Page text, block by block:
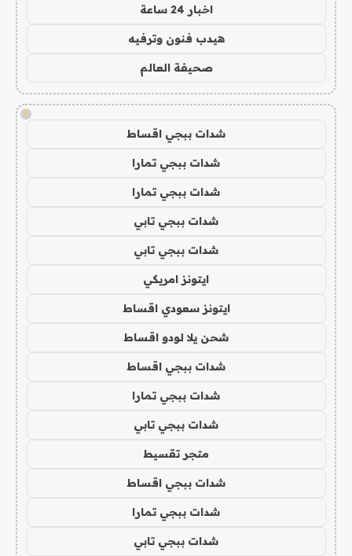
اخبار 24 ساعة
هيدب فنون وترفيه
صحيفة العالم
!
شدات ببجي اقساط
شدات ببجي تمارا
شدات ببجي تمارا
شدات ببجي تابي
شدات ببجي تابي
ايتونز امريكي
ايتونز سعودي اقساط
شحن يلا لودو اقساط
شدات ببجي اقساط
شدات ببجي تمارا
شدات ببجي تابي
متجر تقسيط
شدات ببجي اقساط
شدات ببجي تمارا
شدات ببجي تابي